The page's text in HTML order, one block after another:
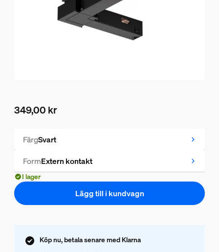
349,00 kr
FärgSvart
FormExtern kontakt
I lager
Lägg till i kundvagn
Köp nu, betala senare med Klarna